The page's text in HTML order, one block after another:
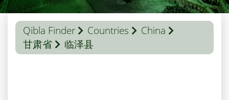
Qibla Finder Countries
China
甘肃省
临泽县